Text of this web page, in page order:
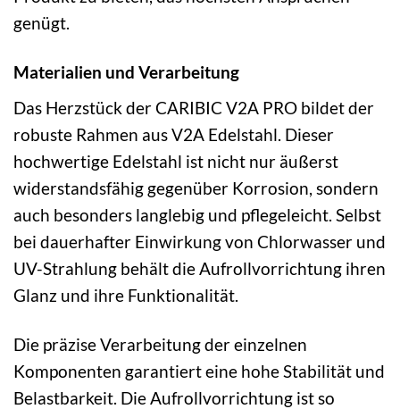
genügt.
Materialien und Verarbeitung
Das Herzstück der CARIBIC V2A PRO bildet der
robuste Rahmen aus V2A Edelstahl. Dieser
hochwertige Edelstahl ist nicht nur äußerst
widerstandsfähig gegenüber Korrosion, sondern
auch besonders langlebig und pflegeleicht. Selbst
bei dauerhafter Einwirkung von Chlorwasser und
UV-Strahlung behält die Aufrollvorrichtung ihren
Glanz und ihre Funktionalität.
Die präzise Verarbeitung der einzelnen
Komponenten garantiert eine hohe Stabilität und
Belastbarkeit. Die Aufrollvorrichtung ist so